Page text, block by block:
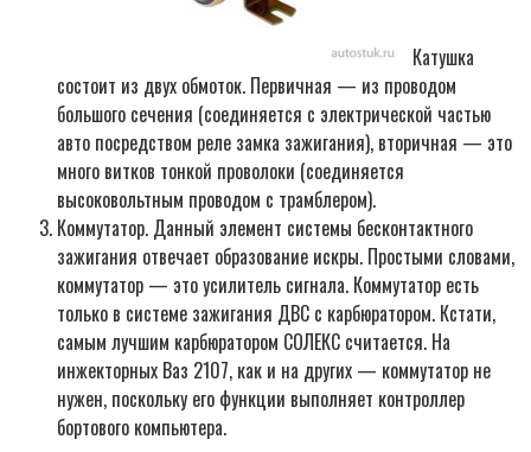
Катушка
состоит из двух обмоток. Первичная — из проводом
большого сечения (соединяется с электрической частью
авто посредством реле замка зажигания), вторичная — это
много витков тонкой проволоки (соединяется
высоковольтным проводом с трамблером).
Коммутатор. Данный элемент системы бесконтактного
зажигания отвечает образование искры. Простыми словами,
коммутатор — это усилитель сигнала. Коммутатор есть
только в системе зажигания ДВС с карбюратором. Кстати,
самым лучшим карбюратором СОЛЕКС считается. На
инжекторных Ваз 2107, как и на других — коммутатор не
нужен, поскольку его функции выполняет контроллер
бортового компьютера.